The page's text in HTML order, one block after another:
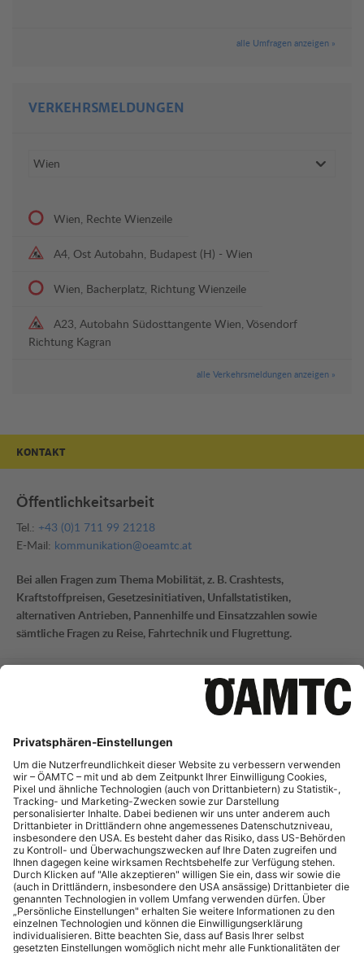
alle Umfragen anzeigen »
VERKEHRSMELDUNGEN
Wien, Rechte Wienzeile
A4, Ost Autobahn, Budapest (H) - Wien
Wien, Bacherplatz, Richtung Wienzeile
A23, Autobahn Südosttangente Wien, Vösendorf
Richtung Kagran
alle Verkehrsmeldungen anzeigen »
KONTAKT
Öffentlichkeitsarbeit
Tel.: +43 (0)1 711 99 21218
E-Mail: kommunikation@oeamtc.at
Bei allen Fragen zum Thema Mobilität, z. B. Crashtests,
Kraftstoffpreisen, Gesetzesinitiativen, Unfallstatistiken,
alternativen Antrieben, Pannenhilfe und Einsatzzahlen sowie
sämtliche Fragen zu Reise, Fahrtechnik und Flugrettung.
E-Mail:
mi-presse@oeamtc.at
Bei Fragen zur aktuellen Verkehrslage und Straßeninfrastruktur
sowie Telematik.
Portale
auto touring